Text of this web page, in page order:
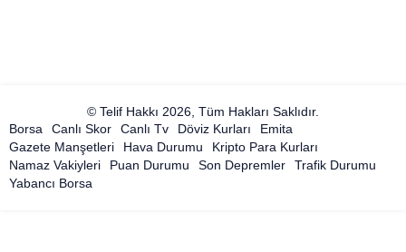
© Telif Hakkı 2026, Tüm Hakları Saklıdır.
Borsa
Canlı Skor Canlı Tv Döviz Kurları
Emita
Gazete Manşetleri
Hava Durumu
Kripto Para Kurları
Namaz Vakiyleri
Puan Durumu Son Depremler
Trafik Durumu
Yabancı Borsa